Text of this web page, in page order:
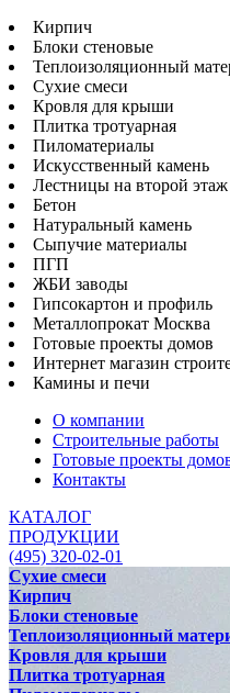
Кирпич
Блоки стеновые
Теплоизоляционный
Сухие смеси
Кровля для крыши
Плитка тротуарная
Пиломатериалы
Искусственный камень
Лестницы на второй
Бетон
Натуральный камень
Сыпучие материалы
ПГП
ЖБИ заводы
Гипсокартон и профиль
Металлопрокат Москва
Готовые проекты домов
Интернет магазин
Камины и печи
О компании
Строительные работы
Готовые проекты
Контакты
КАТАЛОГ
ПРОДУКЦИИ
(495) 320-02-01
Сухие смеси
Кирпич
Блоки стеновые
Теплоизоляционный
Кровля для крыши
Плитка тротуарная